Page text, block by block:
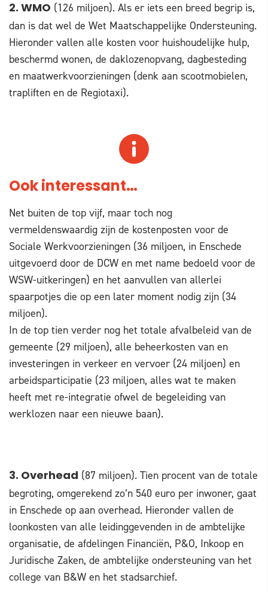
2. WMO (126 miljoen). Als er iets een breed begrip is,
dan is dat wel de Wet Maatschappelijke Ondersteuning.
Hieronder vallen alle kosten voor huishoudelijke hulp,
beschermd wonen, de daklozenopvang, dagbesteding
en maatwerkvoorzieningen (denk aan scootmobielen,
trapliften en de Regiotaxi).
Ook interessant…
Net buiten de top vijf, maar toch nog
vermeldenswaardig zijn de kostenposten voor de
Sociale Werkvoorzieningen (36 miljoen, in Enschede
uitgevoerd door de DCW en met name bedoeld voor de
WSW-uitkeringen) en het aanvullen van allerlei
spaarpotjes die op een later moment nodig zijn (34
miljoen).
In de top tien verder nog het totale afvalbeleid van de
gemeente (29 miljoen), alle beheerkosten van en
investeringen in verkeer en vervoer (24 miljoen) en
arbeidsparticipatie (23 miljoen, alles wat te maken
heeft met re-integratie ofwel de begeleiding van
werklozen naar een nieuwe baan).
3. Overhead (87 miljoen). Tien procent van de totale
begroting, omgerekend zo’n 540 euro per inwoner, gaat
in Enschede op aan overhead. Hieronder vallen de
loonkosten van alle leidinggevenden in de ambtelijke
organisatie, de afdelingen Financiën, P&O, Inkoop en
Juridische Zaken, de ambtelijke ondersteuning van het
college van B&W en het stadsarchief.